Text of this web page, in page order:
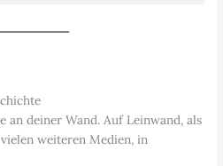
an deiner Wand. Auf Leinwand, als
weiteren Medien, in